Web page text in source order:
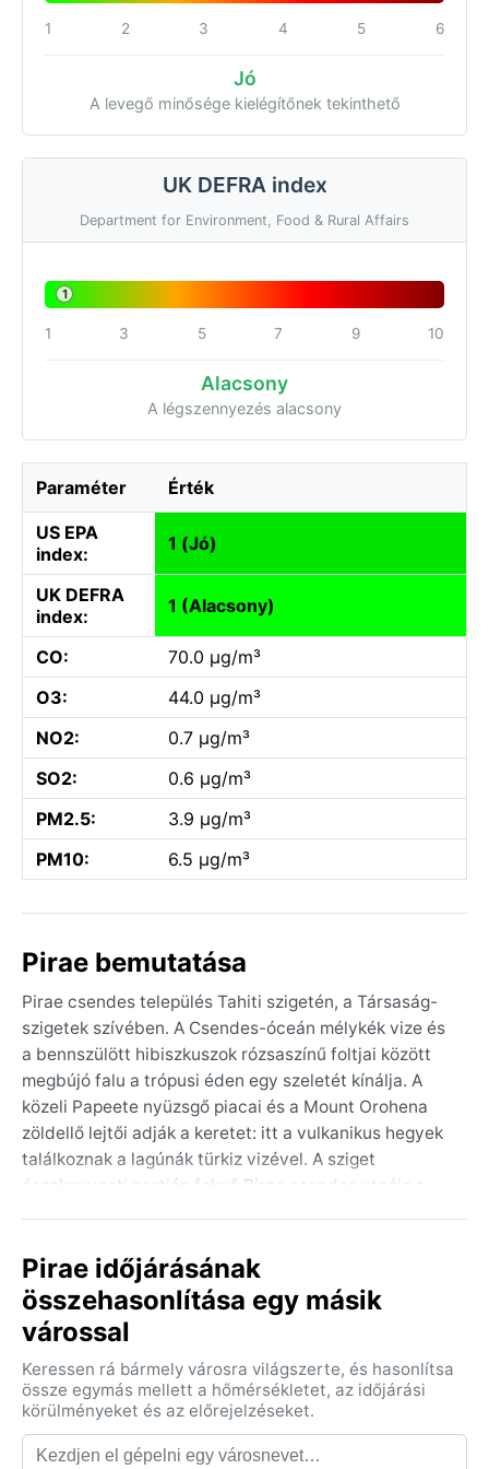
1 2 3 4 5 6
Jó
A levegő minősége kielégítőnek tekinthető
UK DEFRA index
Department for Environment, Food & Rural Affairs
1
1 3 5 7 9 10
Alacsony
A légszennyezés alacsony
Paraméter Érték
US EPA
index:
1 (Jó)
UK DEFRA
index:
1 (Alacsony)
CO:
70.0 µg/m³
O3:
44.0 µg/m³
NO2:
0.7 µg/m³
SO2:
0.6 µg/m³
PM2.5:
3.9 µg/m³
PM10:
6.5 µg/m³
Pirae bemutatása
Pirae csendes település Tahiti szigetén, a Társaság-
szigetek szívében. A Csendes-óceán mélykék vize és
a bennszülött hibiszkuszok rózsaszínű foltjai között
megbújó falu a trópusi éden egy szeletét kínálja. A
közeli Papeete nyüzsgő piacai és a Mount Orohena
zöldellő lejtői adják a keretet: itt a vulkanikus hegyek
találkoznak a lagúnák türkiz vizével. A sziget
északnyugati partján fekvő Pirae csendes utcáin a
szörfösök és a búvárok otthonra lelnek.
A település éghajlata a trópusi esőerdők tipikus,
meleg és párás légkörét tükrözi (Köppen: Af). A
páratartalom pedig gyakran 80% fölött jár. A
csapadékos évszak novembertől áprilisig tart,
ilyenkor gyakoriak a heves, délutáni záporok és a
magas pára. A „szárazabb” időszak májustól októberig
Pirae időjárásának
összehasonlítása egy másik
várossal
Keressen rá bármely városra világszerte, és hasonlítsa
össze egymás mellett a hőmérsékletet, az időjárási
körülményeket és az előrejelzéseket.